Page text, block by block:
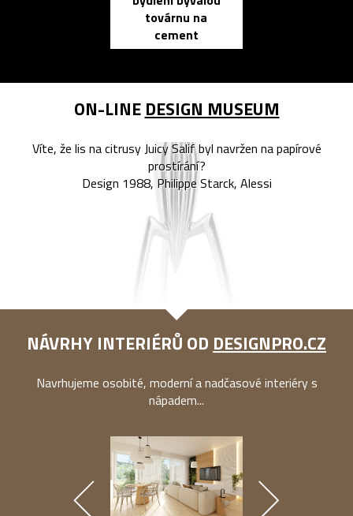
továrnu na
cement
ON-LINE DESIGN MUSEUM
Víte, že lis na citrusy Juicy Salif byl navržen na papírové
prostírání?
Design 1988, Philippe Starck, Alessi
NÁVRHY INTERIÉRŮ OD DESIGNPRO.CZ
Navrhujeme osobité, moderní a nadčasové interiéry s
nápadem...